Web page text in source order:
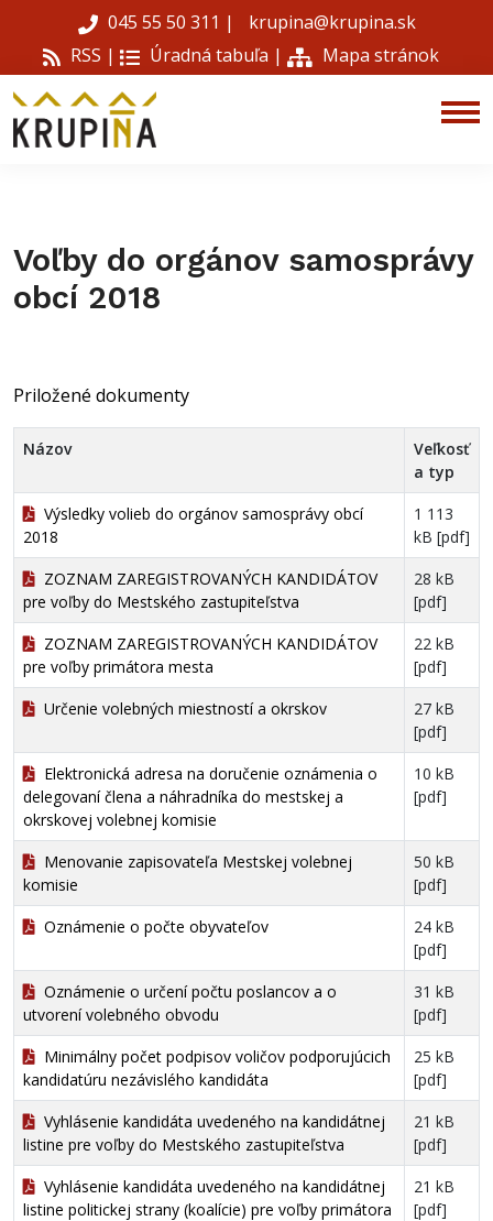
045 55 50 311 |
krupina@krupina.sk
RSS |
Úradná tabuľa | Mapa stránok
Voľby do orgánov samosprávy
obcí 2018
Priložené dokumenty
Názov
Veľkosť
a typ
Výsledky volieb do orgánov samosprávy obcí
2018
1 113
kB [pdf]
ZOZNAM ZAREGISTROVANÝCH KANDIDÁTOV
pre voľby do Mestského zastupiteľstva
28 kB
[pdf]
ZOZNAM ZAREGISTROVANÝCH KANDIDÁTOV
pre voľby primátora mesta
22 kB
[pdf]
Určenie volebných miestností a okrskov
27 kB
[pdf]
Elektronická adresa na doručenie oznámenia o
delegovaní člena a náhradníka do mestskej a
okrskovej volebnej komisie
10 kB
[pdf]
Menovanie zapisovateľa Mestskej volebnej
komisie
50 kB
[pdf]
Oznámenie o počte obyvateľov
24 kB
[pdf]
Oznámenie o určení počtu poslancov a o
utvorení volebného obvodu
31 kB
[pdf]
Minimálny počet podpisov voličov podporujúcich
kandidatúru nezávislého kandidáta
25 kB
[pdf]
Vyhlásenie kandidáta uvedeného na kandidátnej
listine pre voľby do Mestského zastupiteľstva
21 kB
[pdf]
Vyhlásenie kandidáta uvedeného na kandidátnej
listine politickej strany (koalície) pre voľby primátora
21 kB
[pdf]